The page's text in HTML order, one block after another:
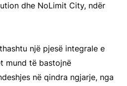
dhe NoLimit City, ndër
një pjesë integrale e
mund të bastojnë
në qindra ngjarje, nga